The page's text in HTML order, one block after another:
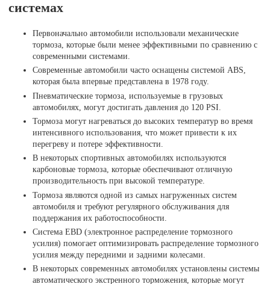
системах
Первоначально автомобили использовали механические
тормоза, которые были менее эффективными по сравнению с
современными системами.
Современные автомобили часто оснащены системой ABS,
которая была впервые представлена в 1978 году.
Пневматические тормоза, используемые в грузовых
автомобилях, могут достигать давления до 120 PSI.
Тормоза могут нагреваться до высоких температур во время
интенсивного использования, что может привести к их
перегреву и потере эффективности.
В некоторых спортивных автомобилях используются
карбоновые тормоза, которые обеспечивают отличную
производительность при высокой температуре.
Тормоза являются одной из самых нагруженных систем
автомобиля и требуют регулярного обслуживания для
поддержания их работоспособности.
Система EBD (электронное распределение тормозного
усилия) помогает оптимизировать распределение тормозного
усилия между передними и задними колесами.
В некоторых современных автомобилях установлены системы
автоматического экстренного торможения, которые могут